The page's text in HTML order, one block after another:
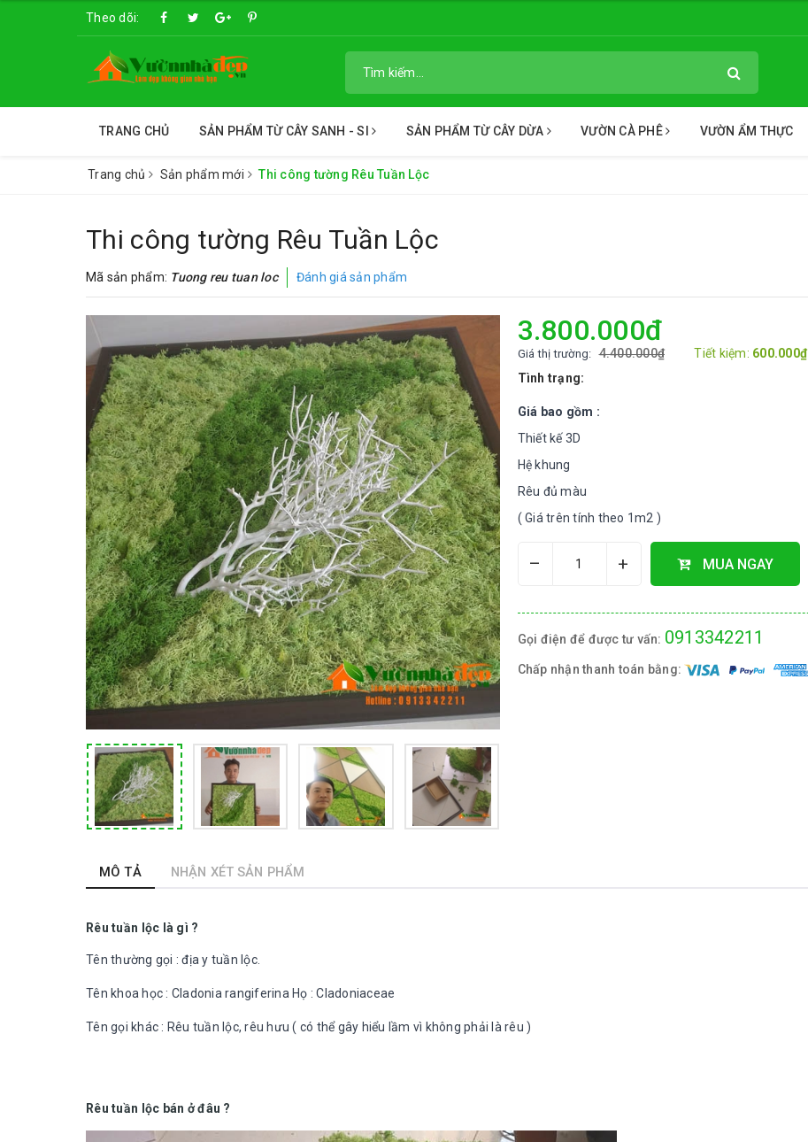
Theo dõi:
TRANG CHỦ SẢN PHẨM TỪ CÂY SANH - SI SẢN PHẨM TỪ CÂY DỪA VƯỜN CÀ PHÊ VƯỜN ẨM THỰC
Trang chủ Sản phẩm mới Thi công tường Rêu Tuần Lộc
Thi công tường Rêu Tuần Lộc
Mã sản phẩm: Tuong reu tuan loc Đánh giá sản phẩm
3.800.000₫
Giá thị trường: 4.400.000₫ Tiết kiệm: 600.000₫
Tình trạng:
Giá bao gồm :
Thiết kế 3D
Hệ khung
Rêu đủ màu
( Giá trên tính theo 1m2 )
– + MUA NGAY
Gọi điện để được tư vấn: 0913342211
Chấp nhận thanh toán bằng:
MÔ TẢ NHẬN XÉT SẢN PHẨM
Rêu tuần lộc là gì ?
Tên thường gọi : địa y tuần lộc.
Tên khoa học : Cladonia rangiferina Họ : Cladoniaceae
Tên gọi khác : Rêu tuần lộc, rêu hưu ( có thể gây hiểu lầm vì không phải là rêu )
Rêu tuần lộc bán ở đâu ?